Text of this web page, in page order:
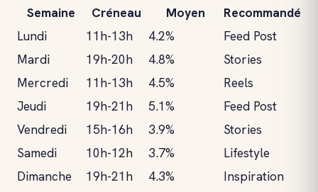
Semaine
Créneau
Moyen
Recommandé
Lundi
11h-13h 4.2%
Feed Post
Mardi
19h-20h 4.8%
Stories
Mercredi
11h-13h 4.5%
Reels
Jeudi
19h-21h 5.1%
Feed Post
Vendredi
15h-16h 3.9%
Stories
Samedi
10h-12h 3.7%
Lifestyle
Dimanche
19h-21h 4.3% Inspiration